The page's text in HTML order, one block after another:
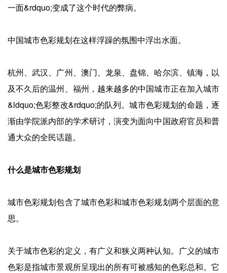
一面&rdquo;变成了这个时代的弊病。
中国城市色彩规划在这样浮躁的氛围中浮出水面。
杭州、武汉、广州、澳门、龙泉、盘锦、哈尔滨、镇海，以
及不久后的温州、福州，越来越多的中国城市正在加入城市
&ldquo;色彩整改&rdquo;的队列。城市色彩规划的命题，逐
渐由学院派内部的学术研讨，演变为面向中国政府官员和普
通大众的全民话题。
什么是城市色彩规划
城市色彩规划包含了城市色彩和城市色彩规划两个层面的意
思。
关于城市色彩的定义，有广义和狭义两种认知。广义的城市
色彩是指城市景观所呈现出的所有可被感知的色彩总和。它